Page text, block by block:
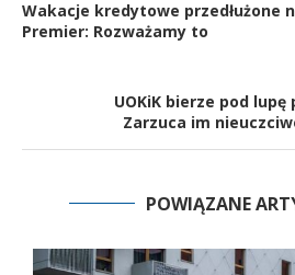
Wakacje kredytowe przedłużone
Premier: Rozważamy to
UOKiK bierze pod
Zarzuca im
POWIĄZANE